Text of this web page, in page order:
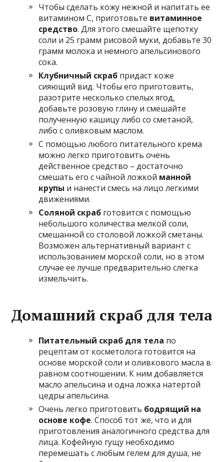
Чтобы сделать кожу нежной и напитать ее
витамином С, приготовьте витаминное
средство. Для этого смешайте щепотку
соли и 25 грамм рисовой муки, добавьте 30
грамм молока и немного апельсинового
сока.
Клубничный скраб придаст коже
сияющий вид. Чтобы его приготовить,
разотрите несколько спелых ягод,
добавьте розовую глину и смешайте
полученную кашицу либо со сметаной,
либо с оливковым маслом.
С помощью любого питательного крема
можно легко приготовить очень
действенное средство – достаточно
смешать его с чайной ложкой манной
крупы и нанести смесь на лицо легкими
движениями.
Соляной скраб готовится с помощью
небольшого количества мелкой соли,
смешанной со столовой ложкой сметаны.
Возможен альтернативный вариант с
использованием морской соли, но в этом
случае ее лучше предварительно слегка
измельчить.
Домашний скраб для тела
Питательный скраб для тела по
рецептам от косметолога готовится на
основе морской соли и оливкового масла в
равном соотношении. К ним добавляется
масло апельсина и одна ложка натертой
цедры апельсина.
Очень легко приготовить бодрящий на
основе кофе. Способ тот же, что и для
приготовления аналогичного средства для
лица. Кофейную гущу необходимо
перемешать с любым гелем для душа, не